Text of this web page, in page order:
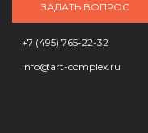
ЗАДАТЬ ВОПРОС
+7 (495) 765-22-32
info@art-complex.ru